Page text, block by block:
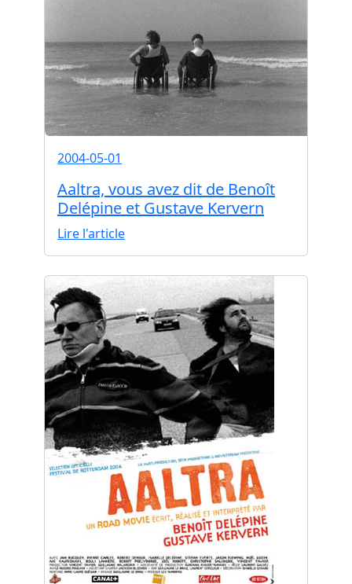
2004-05-01
Aaltra, vous avez dit de Benoît
Delépine et Gustave Kervern
Lire l'article